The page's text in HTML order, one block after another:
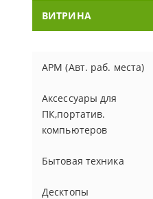
ВИТРИНА
АРМ (Авт. раб. места)
Аксессуары для
ПК,портатив.
компьютеров
Бытовая техника
Десктопы